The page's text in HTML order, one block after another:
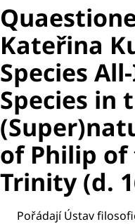
Kateřina
Species
Species in
of Philip of
Trinity (d.
Pořádají Ústav